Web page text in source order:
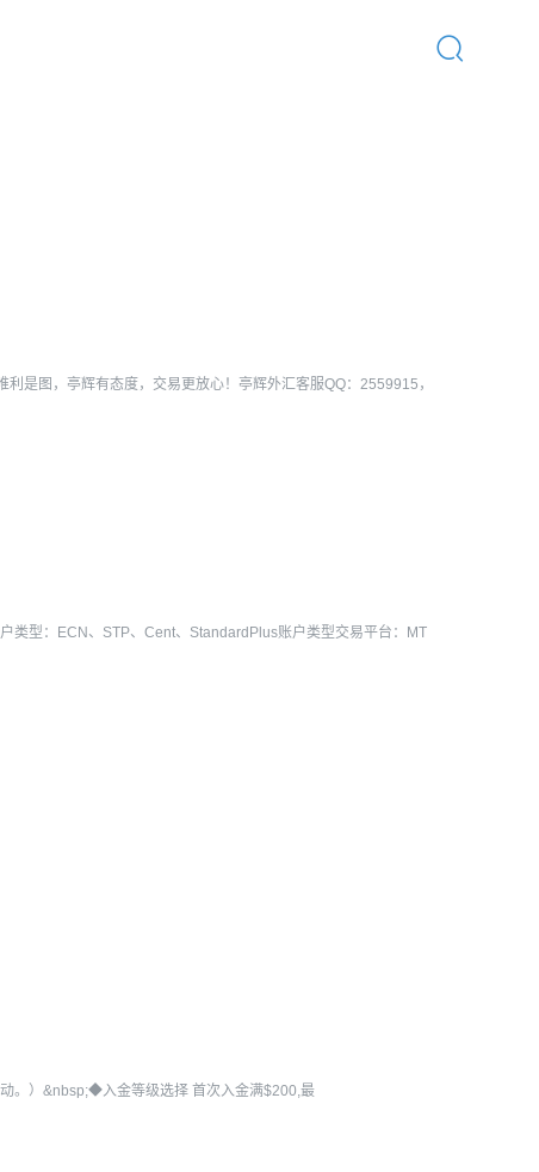
是图，亭辉有态度，交易更放心！亭辉外汇客服QQ：2559915，
类型：ECN、STP、Cent、StandardPlus账户类型交易平台：MT
。）&nbsp;◆入金等级选择 首次入金满$200,最